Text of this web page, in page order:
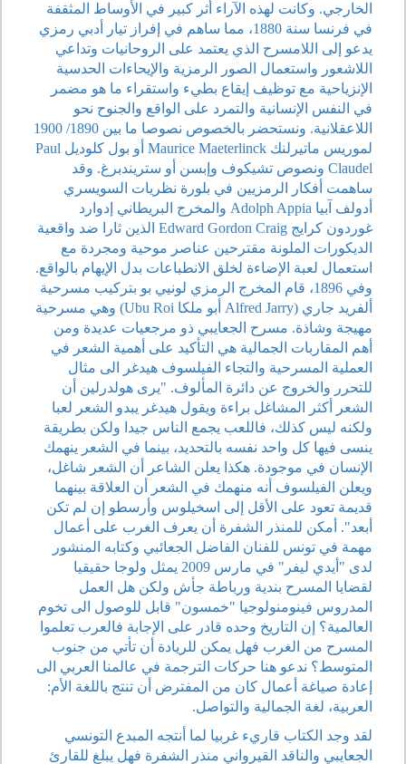
الخارجي. وكانت لهذه الآراء أثر كبير في الأوساط المثقفة
في فرنسا سنة 1880، مما ساهم في إفراز تيار أدبي رمزي
يدعو إلى اللامسرح الذي يعتمد على الروحانيات وتداعي
اللاشعور واستعمال الصور الرمزية والإيحاءات الحدسية
الإنزياحية مع توظيف إيقاع بطيء واستقراء ما هو مضمر
في النفس الإنسانية والتمرد على الواقع والجنوح نحو
اللاعقلانية. ونستحضر بالخصوص نصوصا ما بين 1890/ 1900
لموريس ماتيرلنك Maurice Maeterlinck أو بول كلوديل Paul
Claudel ونصوص تشيكوف وإبسن أو ستريندبرغ. وقد
ساهمت أفكار الرمزيين في بلورة نظريات السويسري
أدولف آبيا Adolph Appia والمخرج البريطاني إدوارد
غوردون كرايج Edward Gordon Craig الذين ثارا ضد واقعية
الديكورات الملونة مقترحين عناصر موحية ومجردة مع
استعمال لعبة الإضاءة لخلق الانطباعات بدل الإيهام بالواقع.
وفي 1896، قام المخرج الرمزي لونيي بو بتركيب مسرحية
ألفريد جاري (Alfred Jarry أبو ملكا Ubu Roi) وهي مسرحية
مهيجة وشاذة. مسرح الجعايبي ذو مرجعيات عديدة ومن
أهم المقاربات الجمالية هي التأكيد على أهمية الشعر في
العملية المسرحية والتجاء الفيلسوف هيدغر الى مثال
للتحرر والخروج عن دائرة المألوف. "يرى هولدرلين أن
الشعر أكثر المشاغل براءة ويقول هيدغر يبدو الشعر لعبا
ولكنه ليس كذلك، فاللعب يجمع الناس جيدا ولكن بطريقة
ينسى فيها كل واحد نفسه بالتحديد، بينما في الشعر ينهمك
الإنسان في موجودة. هكذا يعلن الشاعر أن الشعر شاغل،
ويعلن الفيلسوف أنه منهمك في الشعر أن العلاقة بينهما
قديمة تعود على الأقل إلى اسخيلوس وأرسطو إن لم تكن
أبعد". أمكن للمنذر الشفرة أن يعرف الغرب على أعمال
مهمة في تونس للفنان الفاضل الجعائبي وكتابه المنشور
لدى "أيدي ليفر" في مارس 2009 يمثل ولوجا حقيقيا
لقضايا المسرح بندية ورباطة جأش ولكن هل العمل
المدروس فينومنولوجيا "خمسون" قابل للوصول الى تخوم
العالمية؟ إن التاريخ وحده قادر على الإجابة فالعرب تعلموا
المسرح من الغرب فهل يمكن للريادة أن تأتي من جنوب
المتوسط؟ ندعو هنا حركات الترجمة في عالمنا العربي الى
إعادة صياغة أعمال كان من المفترض أن تنتج باللغة الأم:
العربية، لغة الجمالية والتواصل.
لقد وجد الكتاب قاريء غربيا لما أنتجه المبدع التونسي
الجعايبي والناقد القيرواني منذر الشفرة فهل يبلغ للقارئ